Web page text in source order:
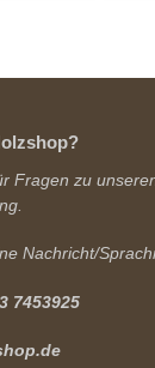
Fragen zu
Nachricht/
7453925